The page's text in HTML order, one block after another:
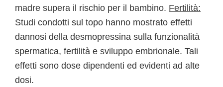
madre supera il rischio per il bambino. Fertilità:
Studi condotti sul topo hanno mostrato effetti
dannosi della desmopressina sulla funzionalità
spermatica, fertilità e sviluppo embrionale. Tali
effetti sono dose dipendenti ed evidenti ad alte
dosi.